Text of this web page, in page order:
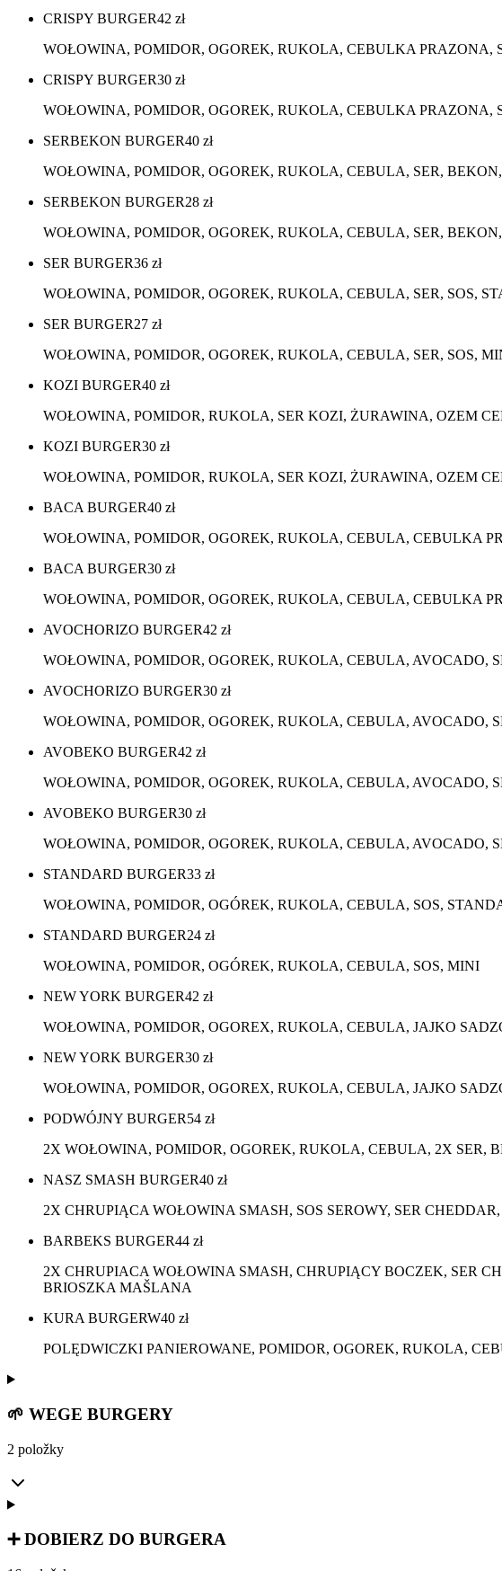
CRISPY BURGER42 zł
WOŁOWINA, POMIDOR, OGOREK, RUKOLA, CEBULKA PRAZONA,
CRISPY BURGER30 zł
WOŁOWINA, POMIDOR, OGOREK, RUKOLA, CEBULKA PRAZONA,
SERBEKON BURGER40 zł
WOŁOWINA, POMIDOR, OGOREK, RUKOLA, CEBULA, SER,
SERBEKON BURGER28 zł
WOŁOWINA, POMIDOR, OGOREK, RUKOLA, CEBULA, SER,
SER BURGER36 zł
WOŁOWINA, POMIDOR, OGOREK, RUKOLA, CEBULA, SER, SOS,
SER BURGER27 zł
WOŁOWINA, POMIDOR, OGOREK, RUKOLA, CEBULA, SER, SOS,
KOZI BURGER40 zł
WOŁOWINA, POMIDOR, RUKOLA, SER KOZI, ŻURAWINA, OZEM
KOZI BURGER30 zł
WOŁOWINA, POMIDOR, RUKOLA, SER KOZI, ŻURAWINA, OZEM
BACA BURGER40 zł
WOŁOWINA, POMIDOR, OGOREK, RUKOLA, CEBULA, CEBULKA
BACA BURGER30 zł
WOŁOWINA, POMIDOR, OGOREK, RUKOLA, CEBULA, CEBULKA
AVOCHORIZO BURGER42 zł
WOŁOWINA, POMIDOR, OGOREK, RUKOLA, CEBULA, AVOCADO,
AVOCHORIZO BURGER30 zł
WOŁOWINA, POMIDOR, OGOREK, RUKOLA, CEBULA, AVOCADO,
AVOBEKO BURGER42 zł
WOŁOWINA, POMIDOR, OGOREK, RUKOLA, CEBULA, AVOCADO,
AVOBEKO BURGER30 zł
WOŁOWINA, POMIDOR, OGOREK, RUKOLA, CEBULA, AVOCADO,
STANDARD BURGER33 zł
WOŁOWINA, POMIDOR, OGÓREK, RUKOLA, CEBULA, SOS,
STANDARD BURGER24 zł
WOŁOWINA, POMIDOR, OGÓREK, RUKOLA, CEBULA, SOS, MINI
NEW YORK BURGER42 zł
WOŁOWINA, POMIDOR, OGOREX, RUKOLA, CEBULA, JAJKO
NEW YORK BURGER30 zł
WOŁOWINA, POMIDOR, OGOREX, RUKOLA, CEBULA, JAJKO
PODWÓJNY BURGER54 zł
2X WOŁOWINA, POMIDOR, OGOREK, RUKOLA, CEBULA, 2X SER,
NASZ SMASH BURGER40 zł
2X CHRUPIĄCA WOŁOWINA SMASH, SOS SEROWY, SER
BARBEKS BURGER44 zł
2X CHRUPIACA WOŁOWINA SMASH, CHRUPIĄCY BOCZEK, SER
BRIOSZKA MAŠLANA
KURA BURGERW40 zł
POLĘDWICZKI PANIEROWANE, POMIDOR, OGOREK, RUKOLA,
🌱 WEGE BURGERY
2 položky
➕ DOBIERZ DO BURGERA